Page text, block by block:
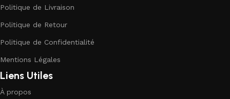
Politique de Livraison
Politique de Retour
Politique de Confidentialité
Mentions Légales
Liens Utiles
À propos